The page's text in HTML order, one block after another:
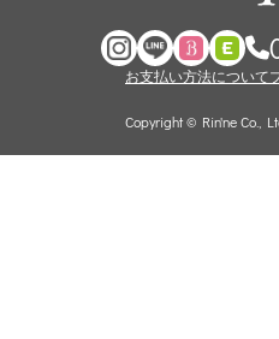
お支払い方法について
Copyright © Rin'ne Co.,